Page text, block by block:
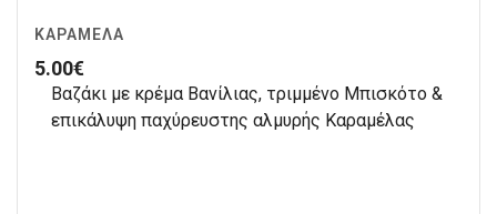
ΚΑΡΑΜΈΛΑ
5.00€
Βαζάκι με κρέμα Βανίλιας, τριμμένο Μπισκότο &
επικάλυψη παχύρευστης αλμυρής Καραμέλας